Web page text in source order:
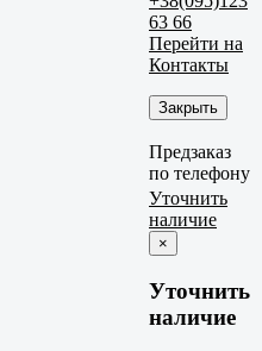
63 66
Перейти на
Контакты
Закрыть
Предзаказ
по телефону
Уточнить
наличие
×
Уточнить
наличие